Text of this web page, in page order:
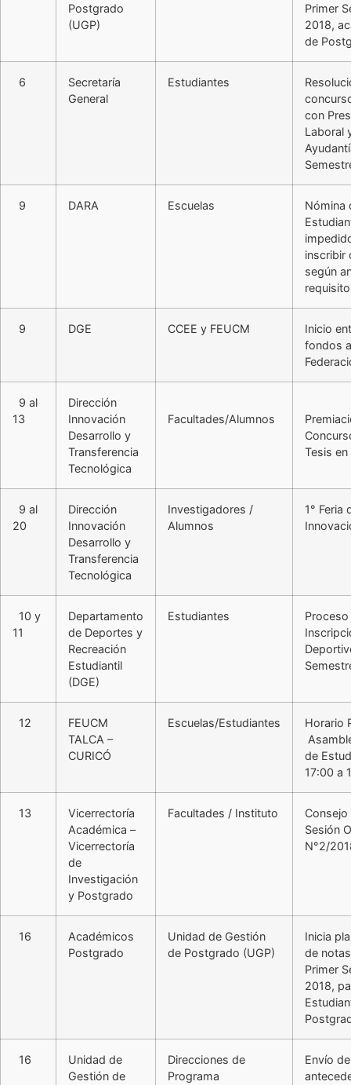
Postgrado
(UGP)
Primer
2018,
de
6
Secretaría
General
Estudiantes
con
Laboral
9 DARA Escuelas
Nómina
inscribir
según
9 DGE CCEE y FEUCM
Inicio
fondos
9 al
13
Dirección
Innovación
Desarrollo y
Transferencia
Tecnológica
Facultades/Alumnos
Tesis en
9 al
20
Dirección
Innovación
Desarrollo y
Transferencia
Tecnológica
Investigadores /
Alumnos
1° Feria
10 y
11
Departamento
de Deportes y
Recreación
Estudiantil
(DGE)
Estudiantes
12
FEUCM
TALCA –
CURICÓ
Escuelas/Estudiantes
Horario
de
17:00 a
13
Vicerrectoría
Académica –
Vicerrectoría
de
Investigación
y Postgrado
Facultades / Instituto
Sesión
N°2/
16
Académicos
Postgrado
Unidad de Gestión
de Postgrado (UGP)
Inicia
de
Primer
2018,
16
Unidad de
Gestión de
Direcciones de
Programa
Envío de